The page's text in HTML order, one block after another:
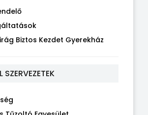
Biztos Kezdet Gyerekház
SZERVEZETEK